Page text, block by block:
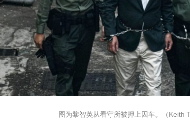
图为黎智英从看守所被押上囚车。（Keith